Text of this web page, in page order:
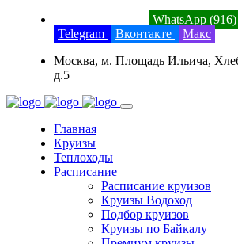
WhatsApp
Telegram
Вконтакте
Макс
Москва, м. Площадь Ильича,
д.5
Главная
Круизы
Теплоходы
Расписание
Расписание круизов
Круизы Водоход
Подбор круизов
Круизы по Байкалу